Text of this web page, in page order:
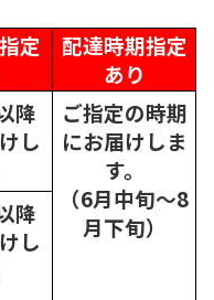
定
配達時期指定
あり
降
し
ご指定の時期
にお届けしま
す。
（6月中旬～8
月下旬）
降
し